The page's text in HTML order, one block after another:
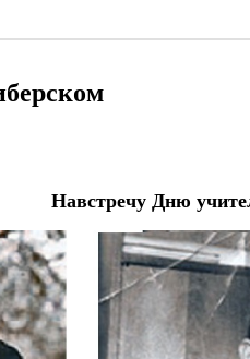
Навстречу Дню